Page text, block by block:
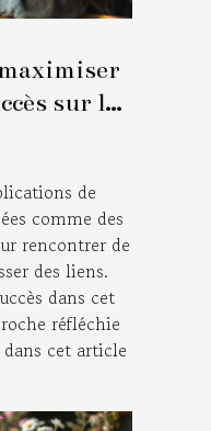
sur les
de
comme des
rencontrer de
des liens.
dans cet
réfléchie
cet article